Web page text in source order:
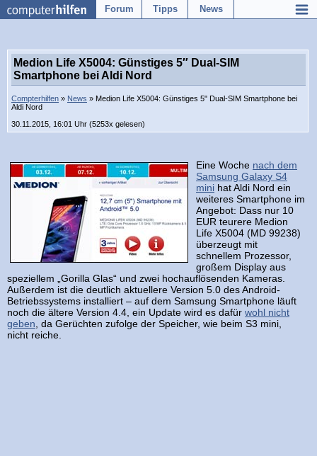
Forum Tipps News
Medion Life X5004: Günstiges 5″ Dual-SIM
Smartphone bei Aldi Nord
Compterhilfen » News » Medion Life X5004: Günstiges 5" Dual-SIM Smartphone bei
Aldi Nord
30.11.2015, 16:01 Uhr (5253x gelesen)
Eine Woche nach dem
Samsung Galaxy S4
mini hat Aldi Nord ein
weiteres Smartphone im
Angebot: Dass nur 10
EUR teurere Medion
Life X5004 (MD 99238)
überzeugt mit
schnellem Prozessor,
großem Display aus
speziellem „Gorilla Glas“ und zwei hochauflösenden Kameras.
Außerdem ist die deutlich aktuellere Version 5.0 des Android-
Betriebssystems installiert – auf dem Samsung Smartphone läuft
noch die ältere Version 4.4, ein Update wird es dafür wohl nicht
geben , da Gerüchten zufolge der Speicher, wie beim S3 mini,
nicht reiche.